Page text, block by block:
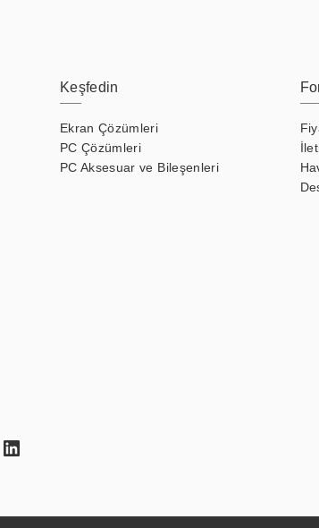
Keşfedin
Ekran Çözümleri
PC Çözümleri
PC Aksesuar ve Bileşenleri